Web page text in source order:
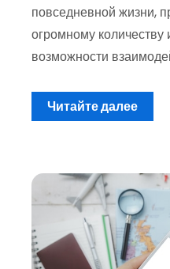
повседневной жизни,
огромному
возможности
Читайте далее